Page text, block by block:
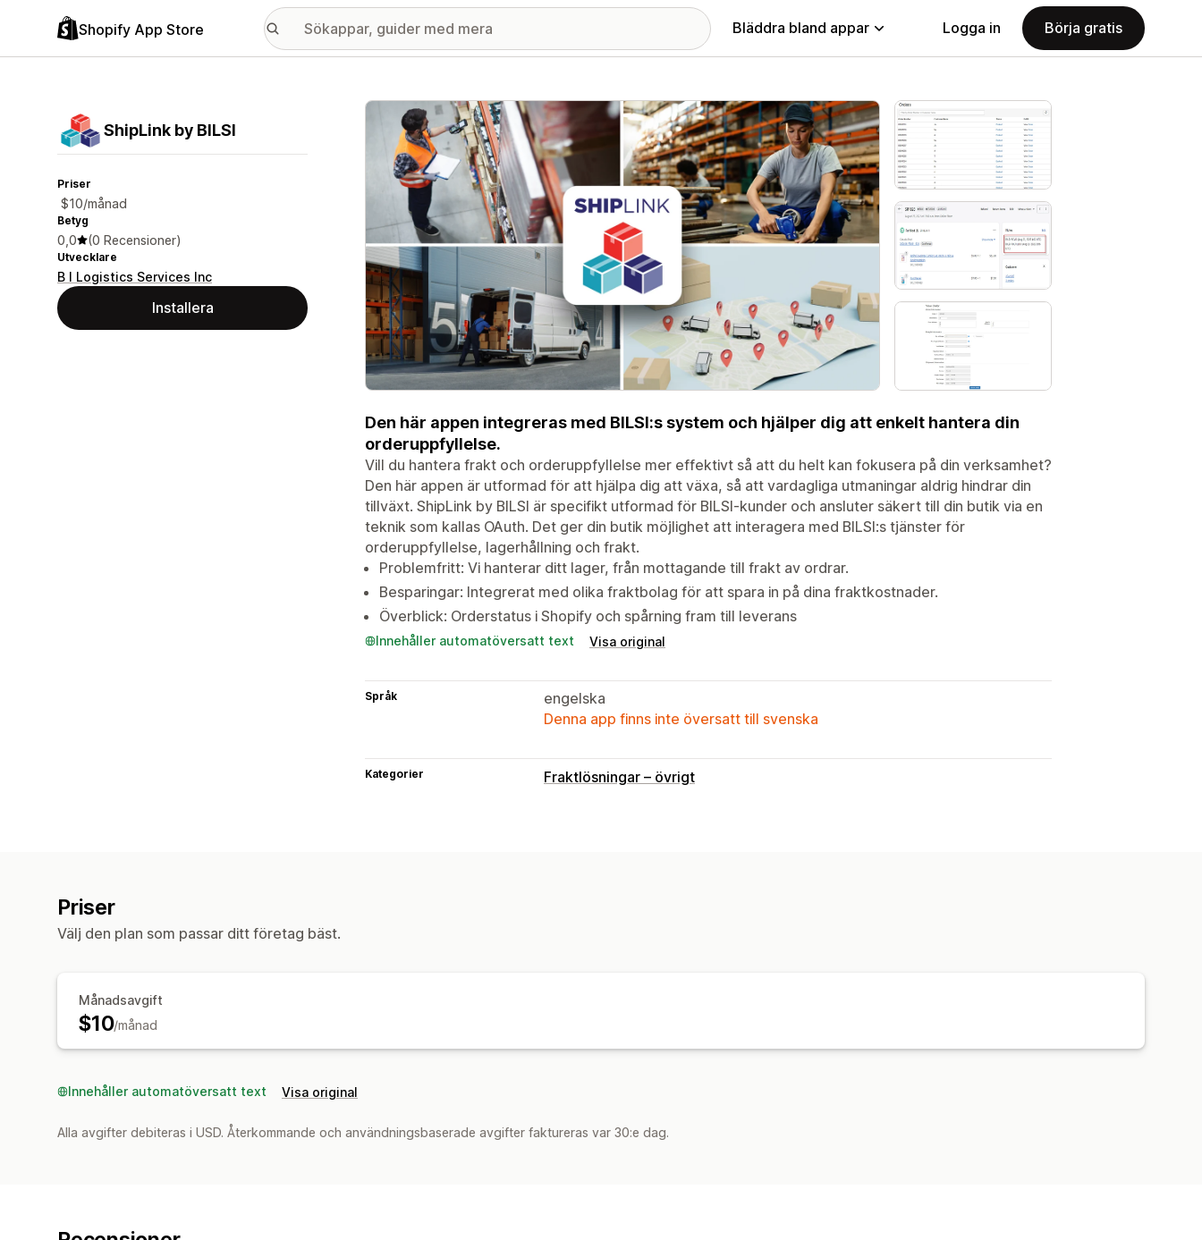
Shopify App Store Bläddra bland appar Logga in Börja gratis
ShipLink by BILSI
Priser
$10/månad
Betyg
0,0 (0 Recensioner)
Utvecklare
B I Logistics Services Inc
Installera
Galleri med utvalda bilder
Den här appen integreras med BILSI:s system och hjälper dig att enkelt hantera din
orderuppfyllelse.
Vill du hantera frakt och orderuppfyllelse mer effektivt så att du helt kan fokusera på din verksamhet?
Den här appen är utformad för att hjälpa dig att växa, så att vardagliga utmaningar aldrig hindrar din
tillväxt. ShipLink by BILSI är specifikt utformad för BILSI-kunder och ansluter säkert till din butik via en
teknik som kallas OAuth. Det ger din butik möjlighet att interagera med BILSI:s tjänster för
orderuppfyllelse, lagerhållning och frakt.
Problemfritt: Vi hanterar ditt lager, från mottagande till frakt av ordrar.
Besparingar: Integrerat med olika fraktbolag för att spara in på dina fraktkostnader.
Överblick: Orderstatus i Shopify och spårning fram till leverans
Innehåller automatöversatt text Visa original
Språk
engelska
Denna app finns inte översatt till svenska
Kategorier Fraktlösningar – övrigt
Priser
Välj den plan som passar ditt företag bäst.
Månadsavgift
$10/månad
Innehåller automatöversatt text Visa original
Alla avgifter debiteras i USD. Återkommande och användningsbaserade avgifter faktureras var 30:e dag.